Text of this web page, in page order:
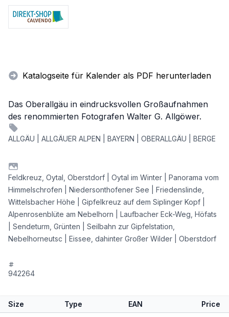
Katalogseite für Kalender als PDF herunterladen
Das Oberallgäu in eindrucksvollen Großaufnahmen
des renommierten Fotografen Walter G. Allgöwer.
ALLGÄU | ALLGÄUER ALPEN | BAYERN | OBERALLGÄU | BERGE
Feldkreuz, Oytal, Oberstdorf | Oytal im Winter | Panorama vom
Himmelschrofen | Niedersonthofener See | Friedenslinde,
Wittelsbacher Höhe | Gipfelkreuz auf dem Siplinger Kopf |
Alpenrosenblüte am Nebelhorn | Laufbacher Eck-Weg, Höfats
| Sendeturm, Grünten | Seilbahn zur Gipfelstation,
Nebelhorneutsc | Eissee, dahinter Großer Wilder | Oberstdorf
942264
Size Type EAN Price